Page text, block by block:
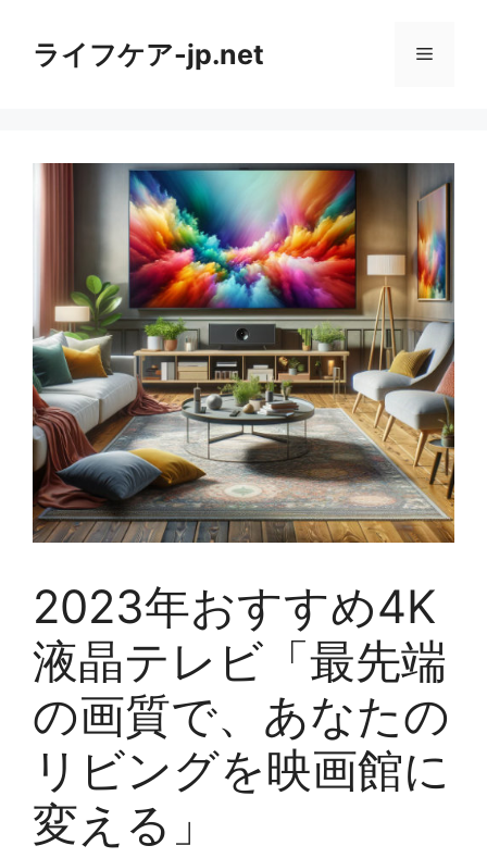
ライフケア-jp.net メ
ュ
ー
2023年おすすめ4K
液晶テレビ「最先端
の画質で、あなたの
リビングを映画館に
変える」